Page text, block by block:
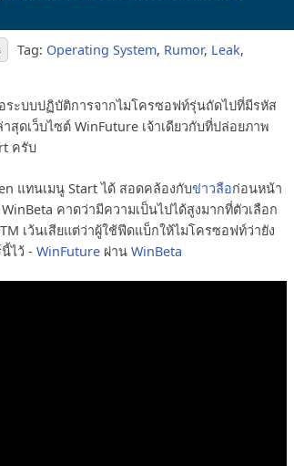
Tag: Operating System, Rumor, Leak,
ระบบปฏิบัติการจากไมโครซอฟท์รุ่นถัดไปที่มีรหัส
ดเว็บไซต์ WinFuture เจ้าเดียวกับที่ปล่อยภาพ
ครับ
แทนเมนู Start ได้ สอดคล้องกับข่าวลือก่อนหน้า
คาดว่ามีความเป็นไปได้สูงมากที่ตัวเลือก
เว้นเสียแต่ว่าผู้ใช้ฟีดแบ็กให้ไมโครซอฟท์ว่ายัง
ไว้ - WinFuture ผ่าน WinBeta